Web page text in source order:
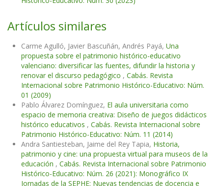
Artículos similares
Carme Agulló, Javier Bascuñán, Andrés Payá, Una
propuesta sobre el patrimonio histórico-educativo
valenciano: diversificar las fuentes, difundir la historia y
renovar el discurso pedagógico , Cabás. Revista
Internacional sobre Patrimonio Histórico-Educativo: Núm.
01 (2009)
Pablo Álvarez Domínguez, El aula universitaria como
espacio de memoria creativa: Diseño de juegos didácticos
histórico educativos , Cabás. Revista Internacional sobre
Patrimonio Histórico-Educativo: Núm. 11 (2014)
Andra Santiesteban, Jaime del Rey Tapia, Historia,
patrimonio y cine: una propuesta virtual para museos de la
educación , Cabás. Revista Internacional sobre Patrimonio
Histórico-Educativo: Núm. 26 (2021): Monográfico IX
Jornadas de la SEPHE: Nuevas tendencias de docencia e